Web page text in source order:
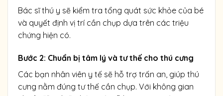
Bác sĩ thú y sẽ kiểm tra tổng quát sức khỏe của bé
và quyết định vị trí cần chụp dựa trên các triệu
chứng hiện có.
Bước 2: Chuẩn bị tâm lý và tư thế cho thú cưng
Các bạn nhân viên y tế sẽ hỗ trợ trấn an, giúp thú
cưng nằm đúng tư thế cần chụp. Với không gian